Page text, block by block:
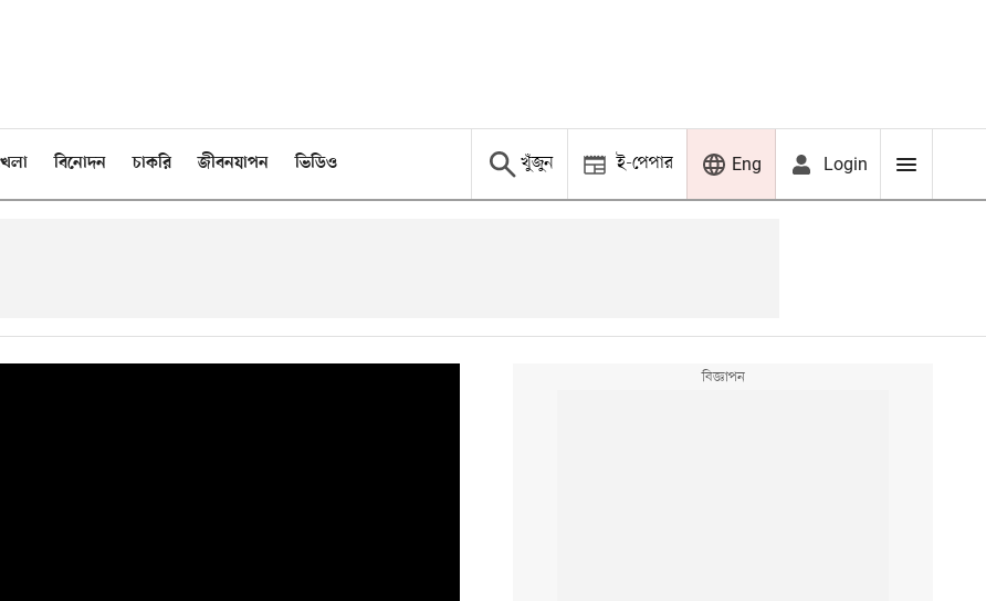
বিনোদন চাকরি জীবনযাপন ভিডিও খুঁজুন ই-পেপার Eng Login